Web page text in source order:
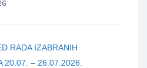
RADA IZABRANIH
20.07. – 26.07.2026.